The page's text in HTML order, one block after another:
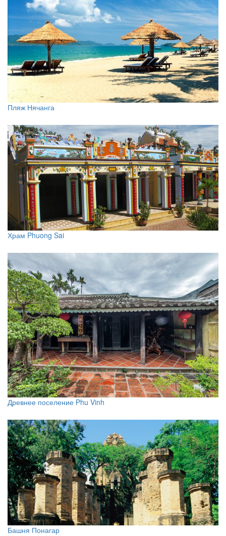
Пляж Нячанга
Храм Phuong Sai
Древнее поселение Phu Vinh
Башня Понагар